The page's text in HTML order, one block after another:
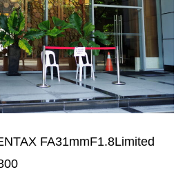
FA31mmF1.8Limited